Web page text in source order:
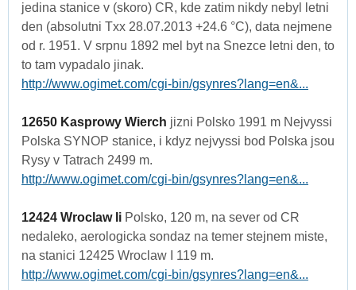
jedina stanice v (skoro) CR, kde zatim nikdy nebyl letni
den (absolutni Txx 28.07.2013 +24.6 °C), data nejmene
od r. 1951. V srpnu 1892 mel byt na Snezce letni den, to
to tam vypadalo jinak.
http://www.ogimet.com/cgi-bin/gsynres?lang=en&...
12650 Kasprowy Wierch jizni Polsko 1991 m Nejvyssi
Polska SYNOP stanice, i kdyz nejvyssi bod Polska jsou
Rysy v Tatrach 2499 m.
http://www.ogimet.com/cgi-bin/gsynres?lang=en&...
12424 Wroclaw Ii Polsko, 120 m, na sever od CR
nedaleko, aerologicka sondaz na temer stejnem miste,
na stanici 12425 Wroclaw I 119 m.
http://www.ogimet.com/cgi-bin/gsynres?lang=en&...